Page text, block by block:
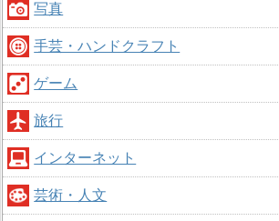
写真
手芸・ハンドクラフト
ゲーム
旅行
インターネット
芸術・人文